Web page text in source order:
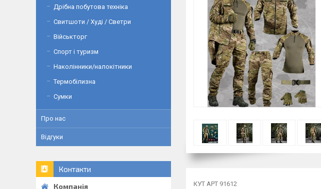
КУТ АРТ 91612
Дрібна побутова техніка
Свитшоти / Худі / Светри
Військторг
Спорт і туризм
Наколінники/налокітники
Термобілизна
Сумки
Про нас
Відгуки
Контакти